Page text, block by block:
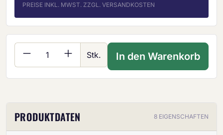
PREISE INKL. MWST. ZZGL. VERSANDKOSTEN
Produkt Anzahl: Gib den gewünschten
Stk. In den Warenkorb
PRODUKTDATEN 8 EIGENSCHAFTEN